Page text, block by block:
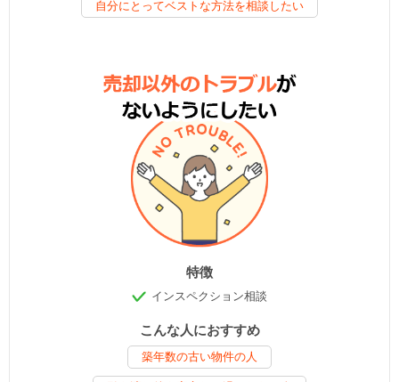
自分にとってベストな方法を相談したい
特徴
インスペクション相談
こんな人におすすめ
築年数の古い物件の人